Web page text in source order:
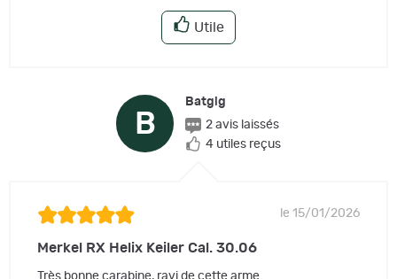
Utile
B
Batgig
2 avis laissés
4 utiles reçus
le 15/01/2026
Merkel RX Helix Keiler Cal. 30.06
Très bonne carabine, ravi de cette arme.